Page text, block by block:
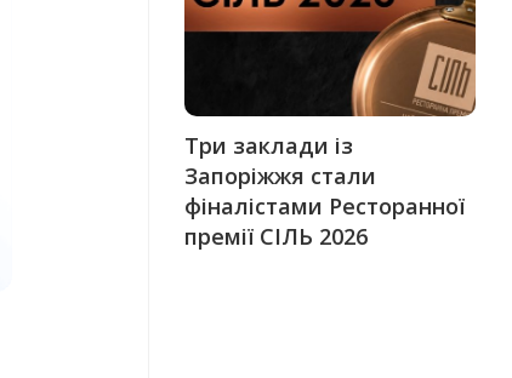
Три заклади із
Запоріжжя стали
фіналістами Ресторанної
премії СІЛЬ 2026